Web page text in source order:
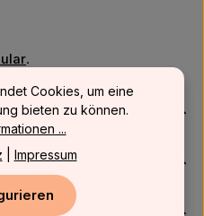
.
Cookies, um eine
bieten zu können.
...
Impressum